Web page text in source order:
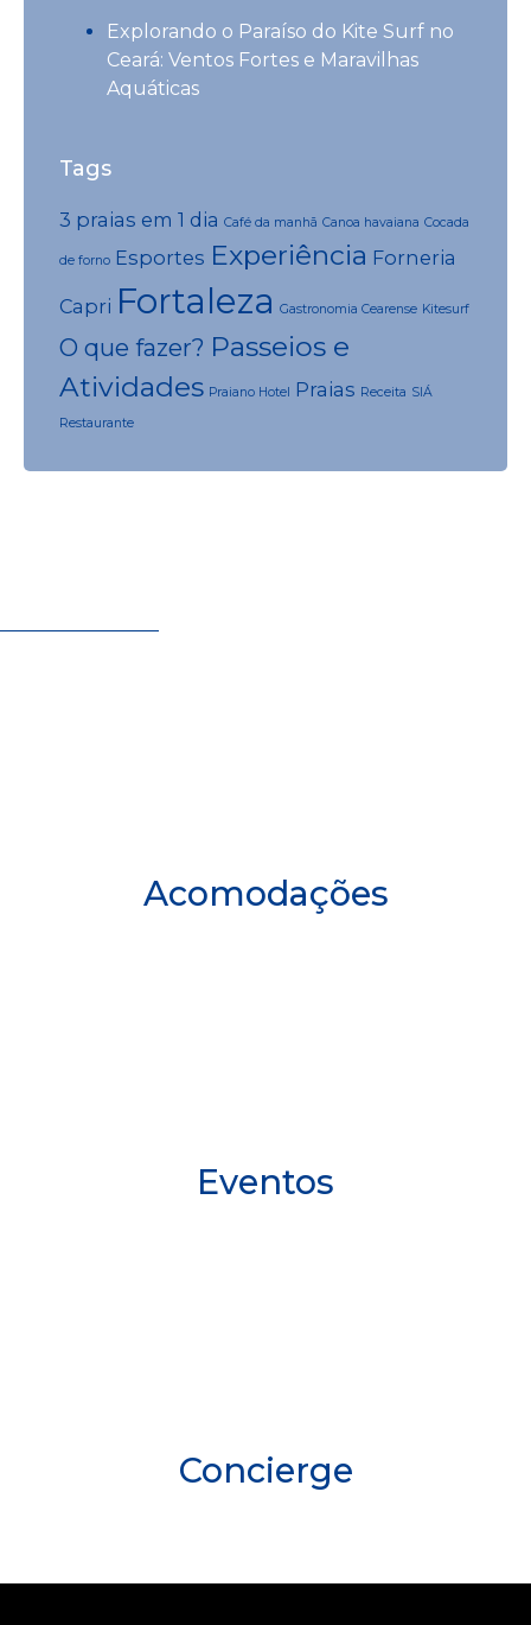
Explorando o Paraíso do Kite Surf no
Ceará: Ventos Fortes e Maravilhas
Aquáticas
Tags
3 praias em 1 dia Café da manhã Canoa havaiana Cocada
de forno Esportes Experiência Forneria
Capri Fortaleza Gastronomia Cearense Kitesurf
O que fazer? Passeios e
Atividades Praiano Hotel Praias Receita SIÁ
Restaurante
Acomodações
Eventos
Concierge